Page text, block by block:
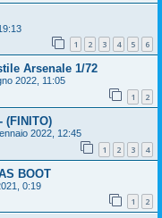
1 2 3 4 5 6
Arsenale 1/72
2022, 11:05
1 2
(FINITO)
2022, 12:45
1 2 3 4
BOOT
0:19
1 2